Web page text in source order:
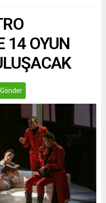
14 OYUN
Gönder